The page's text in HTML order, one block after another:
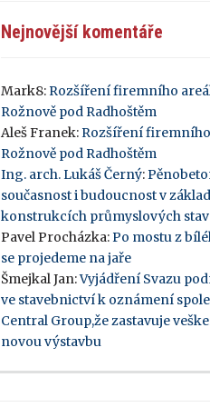
Nejnovější komentáře
Mark8:Rozšíření firemního
Rožnově pod Radhoštěm
Aleš Franek:Rozšíření
Rožnově pod Radhoštěm
Ing. arch. Lukáš Černý:
současnost i budoucnost v
konstrukcích průmyslových
Pavel Procházka:Po mostu z
se projedeme na jaře
Šmejkal Jan:Vyjádření Svazu
ve stavebnictví k oznámení
Central Group,že zastavuje
novou výstavbu